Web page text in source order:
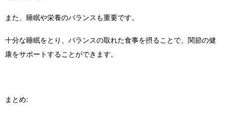
また、睡眠や栄養のバランスも重要です。
十分な睡眠をとり、バランスの取れた食事を摂ることで、関節の健
康をサポートすることができます。
まとめ: